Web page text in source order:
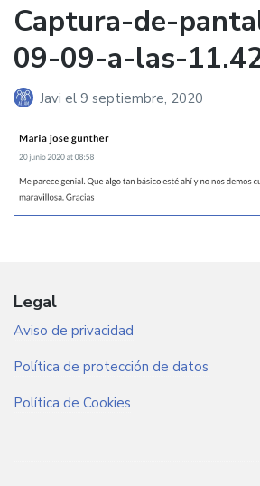
Captura-de-
09-09-a-las-
Javi el 9 septiembre, 2020
Legal
Aviso de privacidad
Política de protección de datos
Política de Cookies